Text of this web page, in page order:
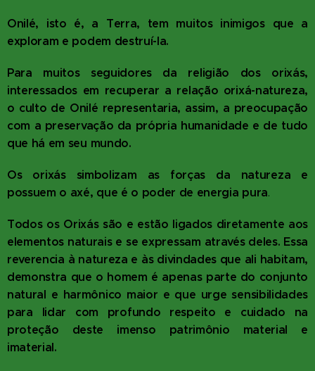
Onilé, isto é, a Terra, tem muitos inimigos que a
exploram e podem destruí-la.
Para muitos seguidores da religião dos orixás,
interessados em recuperar a relação orixá-natureza,
o culto de Onilé representaria, assim, a preocupação
com a preservação da própria humanidade e de tudo
que há em seu mundo.
Os orixás simbolizam as forças da natureza e
possuem o axé, que é o poder de energia pura.
Todos os Orixás são e estão ligados diretamente aos
elementos naturais e se expressam através deles. Essa
reverencia à natureza e às divindades que ali habitam,
demonstra que o homem é apenas parte do conjunto
natural e harmônico maior e que urge sensibilidades
para lidar com profundo respeito e cuidado na
proteção deste imenso patrimônio material e
imaterial.